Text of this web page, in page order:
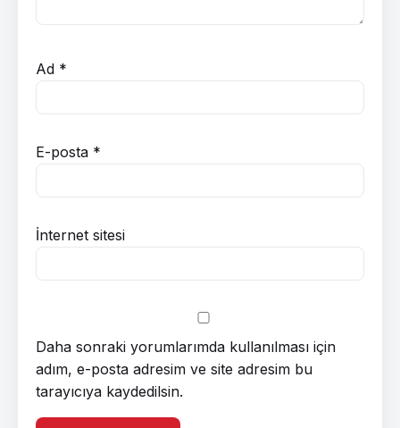
Ad *
E-posta *
İnternet sitesi
Daha sonraki yorumlarımda kullanılması için
adım, e-posta adresim ve site adresim bu
tarayıcıya kaydedilsin.